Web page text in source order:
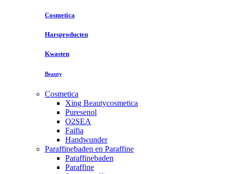
Cosmetica
Harsproducten
Kwasten
Beauty
Cosmetica
Xing Beautycosmetica
Puresenol
O2SEA
Faifia
Handwunder
Paraffinebaden en Paraffine
Paraffinebaden
Paraffine